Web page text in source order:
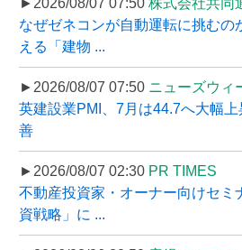
なぜゼネコンが自動運転に挑む
える「建物 ...
►2026/08/07 07:50 ニューズウィ
英建設業PMI、7月は44.7へ大幅
善
►2026/08/07 02:30 PR TIMES
不動産投資家・オーナー向けセミ
資戦略」に ...